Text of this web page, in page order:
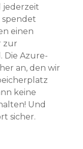
jederzeit
einen
zur
Die Azure-
an, den wir
keine
Und
sicher.